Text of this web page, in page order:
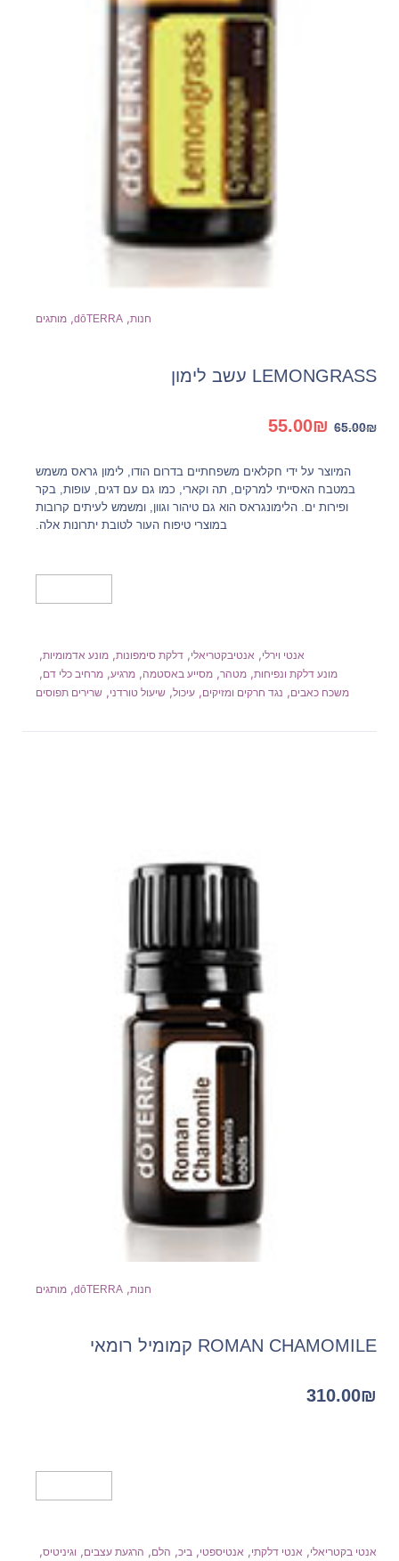
חנות,
dōTERRA
, מותגים
LEMONGRASS עשב לימון
65.00₪
המחיר
היה:
65.00₪.
55.00₪
הוא:
55.00₪.
המיוצר על ידי חקלאים משפחתיים בדרום הודו, לימון גראס משמש
במטבח האסייתי למרקים, תה וקארי, כמו גם עם דגים, עופות, בקר
ופירות ים. הלימונגראס הוא גם טיהור וגוון, ומשמש לעיתים קרובות
במוצרי טיפוח העור לטובת יתרונות אלה.
אנטי וירלי, אנטיבקטריאלי, דלקת סימפונות, מונע אדמומיות,
מונע דלקת ונפיחות, מטהר, מסייע באסטמה, מרגיע, מרחיב כלי דם,
משכח כאבים, נגד חרקים ומזיקים, עיכול, שיעול טורדני, שרירים תפוסים
חנות,
dōTERRA
, מותגים
ROMAN CHAMOMILE קמומיל רומאי
310.00₪
אנטי בקטריאלי, אנטי דלקתי, אנטיספטי, ביכ, הלם, הרגעת עצבים, וגיניטיס,